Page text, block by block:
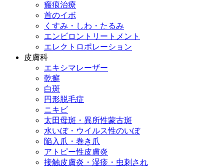
瘢痕治療
首のイボ
くすみ・しわ・たるみ
エンビロントリートメント
エレクトロポレーション
皮膚科
エキシマレーザー
乾癬
白斑
円形脱毛症
ニキビ
太田母斑・異所性蒙古斑
水いぼ・ウイルス性のいぼ
陥入爪・巻き爪
アトピー性皮膚炎
接触皮膚炎・湿疹・虫刺され